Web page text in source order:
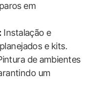
em
‌Instalação​ e
e kits.
de⁢ ambientes⁢
um‌